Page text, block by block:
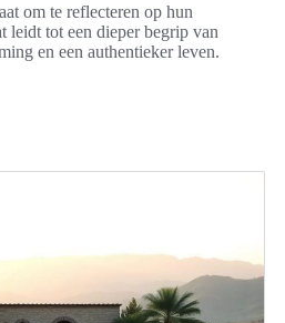
om te reflecteren op hun
leidt tot een dieper begrip van
en een authentieker leven.